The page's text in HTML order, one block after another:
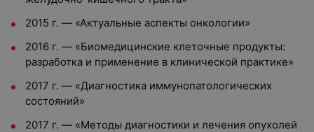
2015 г. — «Актуальные аспекты онкологии»
2016 г. — «Биомедицинские клеточные продукты:
разработка и применение в клинической практике»
2017 г. — «Диагностика иммунопатологических
состояний»
2017 г. — «Методы диагностики и лечения опухолей